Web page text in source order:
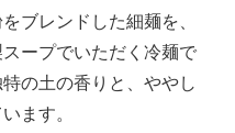
ブレンドした細麺を、
ープでいただく冷麺で
の土の香りと、ややし
ます。